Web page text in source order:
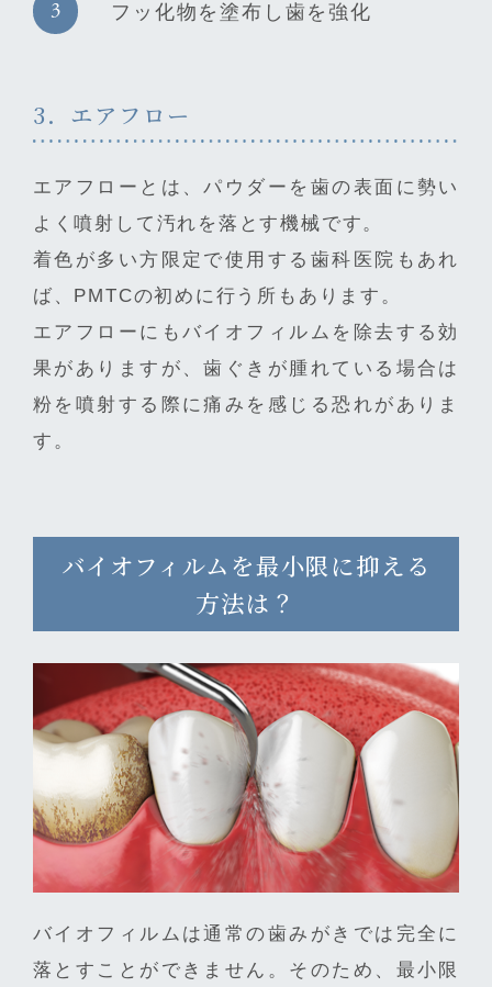
フッ化物を塗布し歯を強化
3．エアフロー
エアフローとは、パウダーを歯の表面に勢い
よく噴射して汚れを落とす機械です。
着色が多い方限定で使用する歯科医院もあれ
ば、PMTCの初めに行う所もあります。
エアフローにもバイオフィルムを除去する効
果がありますが、歯ぐきが腫れている場合は
粉を噴射する際に痛みを感じる恐れがありま
す。
バイオフィルムを最小限に抑える
方法は？
バイオフィルムは通常の歯みがきでは完全に
落とすことができません。そのため、最小限